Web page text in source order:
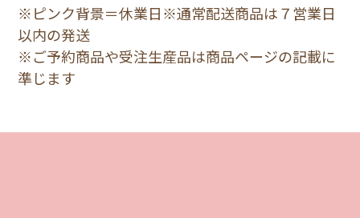
3,520円(税込)
17
3,520円(税込)
※ピンク背景＝休業日※通常配送商品は７営業日
以内の発送
※ご予約商品や受注生産品は商品ページの記載に
準じます